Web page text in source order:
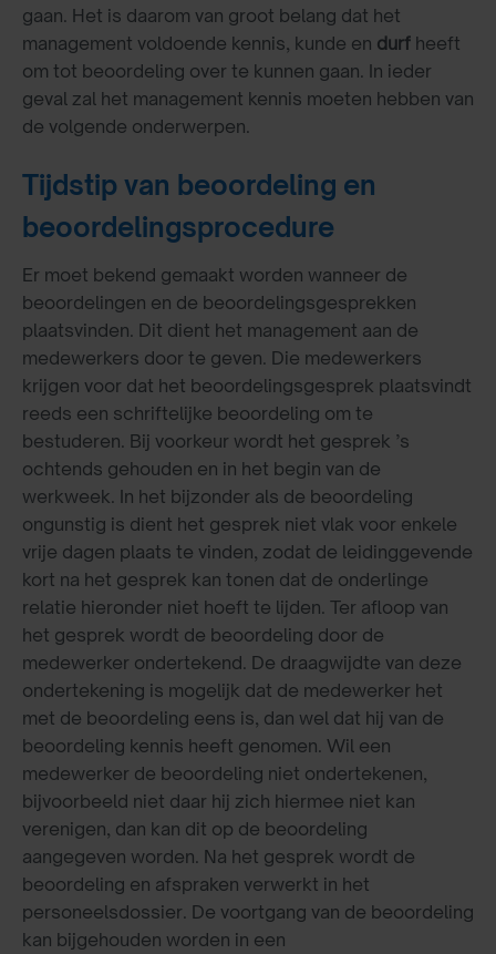
gaan. Het is daarom van groot belang dat het
management voldoende kennis, kunde en durf heeft
om tot beoordeling over te kunnen gaan. In ieder
geval zal het management kennis moeten hebben van
de volgende onderwerpen.
Tijdstip van beoordeling en
beoordelingsprocedure
Er moet bekend gemaakt worden wanneer de
beoordelingen en de beoordelingsgesprekken
plaatsvinden. Dit dient het management aan de
medewerkers door te geven. Die medewerkers
krijgen voor dat het beoordelingsgesprek plaatsvindt
reeds een schriftelijke beoordeling om te
bestuderen. Bij voorkeur wordt het gesprek ’s
ochtends gehouden en in het begin van de
werkweek. In het bijzonder als de beoordeling
ongunstig is dient het gesprek niet vlak voor enkele
vrije dagen plaats te vinden, zodat de leidinggevende
kort na het gesprek kan tonen dat de onderlinge
relatie hieronder niet hoeft te lijden. Ter afloop van
het gesprek wordt de beoordeling door de
medewerker ondertekend. De draagwijdte van deze
ondertekening is mogelijk dat de medewerker het
met de beoordeling eens is, dan wel dat hij van de
beoordeling kennis heeft genomen. Wil een
medewerker de beoordeling niet ondertekenen,
bijvoorbeeld niet daar hij zich hiermee niet kan
verenigen, dan kan dit op de beoordeling
aangegeven worden. Na het gesprek wordt de
beoordeling en afspraken verwerkt in het
personeelsdossier. De voortgang van de beoordeling
kan bijgehouden worden in een